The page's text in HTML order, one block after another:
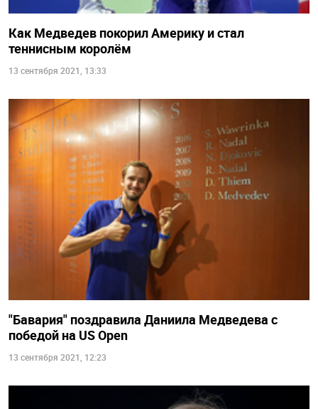
Как Медведев покорил Америку и стал
теннисным королём
13 сентября 2021, 13:33
"Бавария" поздравила Даниила Медведева с
победой на US Open
13 сентября 2021, 12:23